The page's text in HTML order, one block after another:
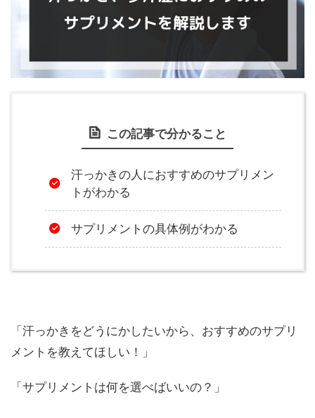
この記事で分かること
汗っかきの人におすすめのサプリメン
トがわかる
サプリメントの具体例がわかる
「汗っかきをどうにかしたいから、おすすめのサプリ
メントを教えてほしい！」
「サプリメントは何を選べばいいの？」